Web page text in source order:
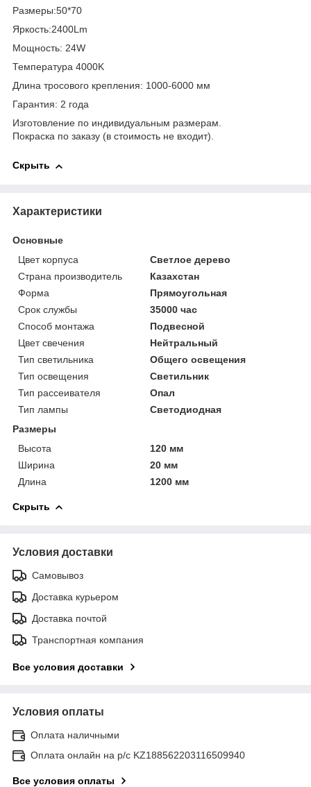
Размеры:50*70
Яркость:2400Lm
Мощность: 24W
Температура 4000K
Длина тросового крепления: 1000-6000 мм
Гарантия: 2 года
Изготовление по индивидуальным размерам.
Покраска по заказу (в стоимость не входит).
Скрыть
Характеристики
Основные
Цвет корпуса
Светлое дерево
Страна производитель
Казахстан
Форма
Прямоугольная
Срок службы
35000 час
Способ монтажа
Подвесной
Цвет свечения
Нейтральный
Тип светильника
Общего освещения
Тип освещения
Светильник
Тип рассеивателя
Опал
Тип лампы
Светодиодная
Размеры
Высота
120 мм
Ширина
20 мм
Длина
1200 мм
Скрыть
Условия доставки
Самовывоз
Доставка курьером
Доставка почтой
Транспортная компания
Все условия доставки
Условия оплаты
Оплата наличными
Оплата онлайн на р/с KZ188562203116509940
Все условия оплаты